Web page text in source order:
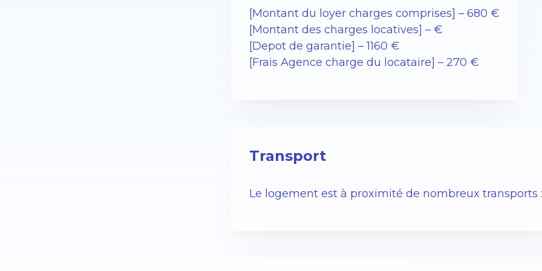
[Montant du loyer charges comprises] – 680 €
[Montant des charges locatives] – €
[Depot de garantie] – 1160 €
[Frais Agence charge du locataire] – 270 €
Transport
Le logement est à proximité de nombreux transports :